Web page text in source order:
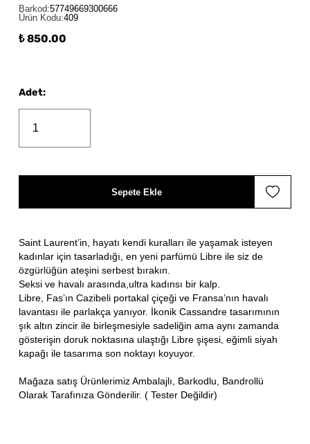
Barkod:57749669300666
Ürün Kodu:409
₺ 850.00
Saint Laurent’in, hayatı kendi kuralları ile yaşamak isteyen
kadınlar için tasarladığı, en yeni parfümü Libre ile siz de
özgürlüğün ateşini serbest bırakın.
Seksi ve havalı arasında,ultra kadınsı bir kalp.
Libre, Fas’ın Cazibeli portakal çiçeği ve Fransa’nın havalı
lavantası ile parlakça yanıyor. İkonik Cassandre tasarımının
şık altın zincir ile birleşmesiyle sadeliğin ama aynı zamanda
gösterişin doruk noktasına ulaştığı Libre şişesi, eğimli siyah
kapağı ile tasarıma son noktayı koyuyor.
Mağaza satış Ürünlerimiz Ambalajlı, Barkodlu, Bandrollü
Olarak Tarafınıza Gönderilir. ( Tester Değildir)
Adet:
Sepete Ekle